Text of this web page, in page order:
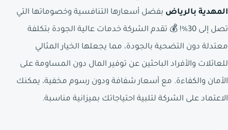
المهدية بالرياض بفضل أسعارها التنافسية وخصوماتها التي
تصل إلى 30%! 💰 تقدم الشركة خدمات عالية الجودة بتكلفة
معتدلة دون التضحية بالجودة، مما يجعلها الخيار المثالي
للعائلات والأفراد الباحثين عن توفير المال دون المساومة على
الأمان والكفاءة. مع أسعار شفافة ودون رسوم مخفية، يمكنك
الاعتماد على الشركة لتلبية احتياجاتك بميزانية مناسبة.